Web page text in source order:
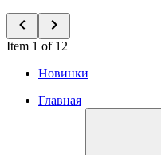
Item 1 of 12
Новинки
Главная